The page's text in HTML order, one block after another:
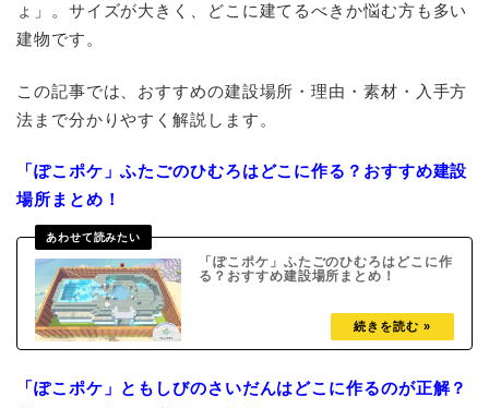
ょ」。サイズが大きく、どこに建てるべきか悩む方も多い
建物です。
この記事では、おすすめの建設場所・理由・素材・入手方
法まで分かりやすく解説します。
「ぽこポケ」ふたごのひむろはどこに作る？おすすめ建設
場所まとめ！
「ぽこポケ」ふたごのひむろはどこに作
る？おすすめ建設場所まとめ！
「ぽこポケ」ともしびのさいだんはどこに作るのが正解？